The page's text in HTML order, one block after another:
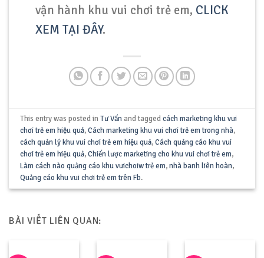
vận hành khu vui chơi trẻ em, CLICK
XEM TẠI ĐÂY.
This entry was posted inTư Vấnand taggedcách marketing khu vui
chơi trẻ em hiệu quả,Cách marketing khu vui chơi trẻ em trong nhà,
cách quản lý khu vui chơi trẻ em hiệu quả,Cách quảng cáo khu vui
chơi trẻ em hiệu quả,Chiến lược marketing cho khu vui chơi trẻ em,
Làm cách nào quảng cáo khu vuichoiw trẻ em,nhà banh liên hoàn,
Quảng cáo khu vui chơi trẻ em trên Fb.
BÀI VIẾT LIÊN QUAN: